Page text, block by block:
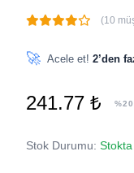
(10
🚀 Acele et! 2’den
241.77 ₺
Stok Durumu: Stokta